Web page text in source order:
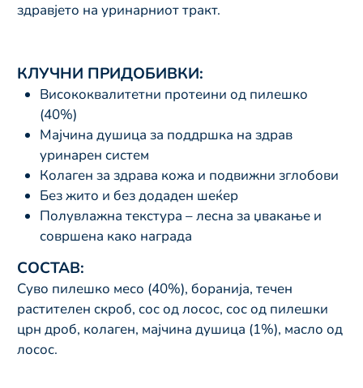
здравјето на уринарниот тракт.
КЛУЧНИ ПРИДОБИВКИ:
Висококвалитетни протеини од пилешко
(40%)
Мајчина душица за поддршка на здрав
уринарен систем
Колаген за здрава кожа и подвижни зглобови
Без жито и без додаден шеќер
Полувлажна текстура – лесна за џвакање и
совршена како награда
СОСТАВ:
Суво пилешко месо (40%), боранија, течен
растителен скроб, сос од лосос, сос од пилешки
црн дроб, колаген, мајчина душица (1%), масло од
лосос.